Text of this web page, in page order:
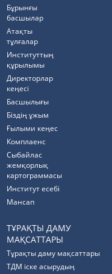
Бұрынғы
басшылар
Атақты
тұлғалар
Институттың
құрылымы
Директорлар
кеңесі
Басшылығы
Біздің ұжым
Ғылыми кеңес
Комплаенс
Cыбайлас
жемқорлық
картограммасы
Институт есебі
Мансап
ТҰРАҚТЫ ДАМУ
МАҚСАТТАРЫ
Тұрақты даму мақсаттары
ТДМ іске асырудың